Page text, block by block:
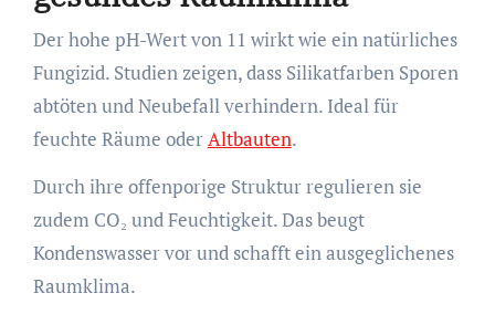
Der hohe pH-Wert von 11 wirkt wie ein natürliches
Fungizid. Studien zeigen, dass Silikatfarben Sporen
abtöten und Neubefall verhindern. Ideal für
feuchte Räume oderAltbauten.
Durch ihre offenporige Struktur regulieren sie
zudem CO₂ und Feuchtigkeit. Das beugt
Kondenswasser vor und schafft ein ausgeglichenes
Raumklima.